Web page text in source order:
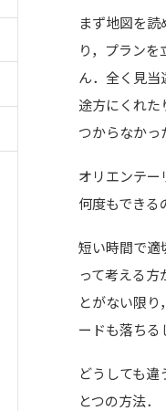
まず地図を
り，プラン
ん．全く見当
途方にくれた
つからなかっ
オリエンテー
何度もできる
短い時間で適
って考える
とがない限
ードも落ちる
どうしても
とつの方法．